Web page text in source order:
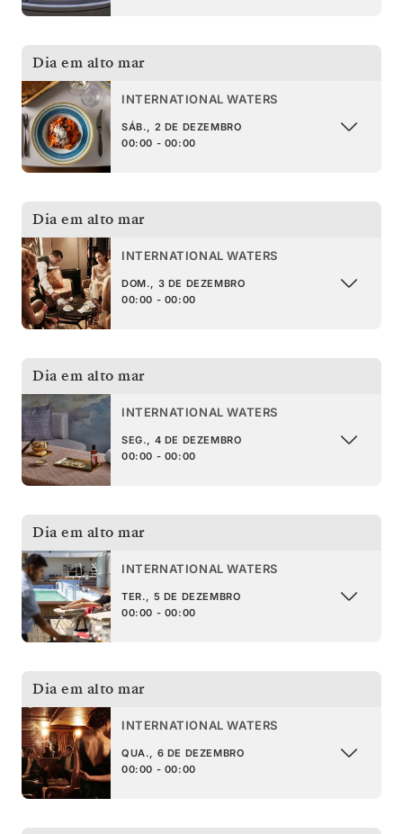
Dia em alto mar
INTERNATIONAL WATERS
SÁB., 2 DE DEZEMBRO
00:00 - 00:00
Dia em alto mar
INTERNATIONAL WATERS
DOM., 3 DE DEZEMBRO
00:00 - 00:00
Dia em alto mar
INTERNATIONAL WATERS
SEG., 4 DE DEZEMBRO
00:00 - 00:00
Dia em alto mar
INTERNATIONAL WATERS
TER., 5 DE DEZEMBRO
00:00 - 00:00
Dia em alto mar
INTERNATIONAL WATERS
QUA., 6 DE DEZEMBRO
00:00 - 00:00